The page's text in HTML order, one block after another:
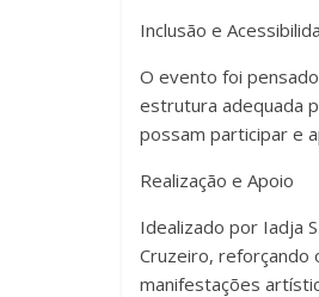
Inclusão e
O evento foi
estrutura adequada
possam participar e
Realização e Apoio
Idealizado por Iadja
Cruzeiro, reforçando
manifestações